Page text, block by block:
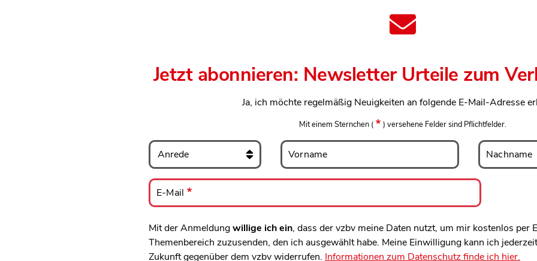
Jetzt abonnieren: Newsletter Urteile zum
Ja, ich möchte regelmäßig Neuigkeiten an folgende E-Mail-Adresse
Mit einem Sternchen ( ) versehene Felder sind Pflichtfelder.
Anrede Vorname
Vorname
Nachname
Nachname
E-
Mail
E-Mail
Mit der Anmeldungwillige ich ein, dass der vzbv meine Daten nutzt, um mir kostenlos per
Themenbereich zuzusenden, den ich ausgewählt habe. Meine Einwilligung kann ich
Zukunft gegenüber dem vzbv widerrufen. Informationen zum Datenschutz finde ich hier.